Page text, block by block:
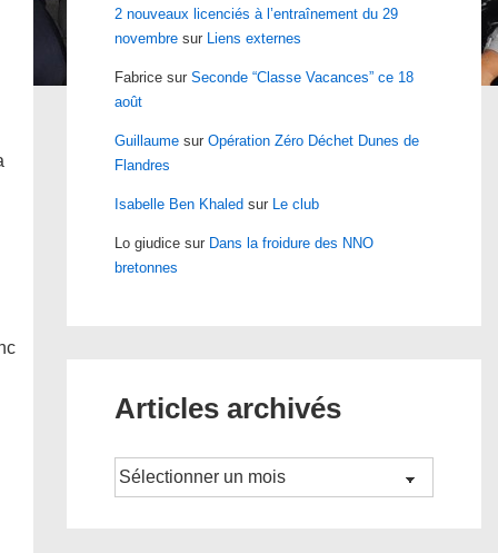
2 nouveaux licenciés à l’entraînement du 29
novembresur Liens externes
Fabricesur Seconde “Classe Vacances” ce 18
août
Guillaumesur Opération Zéro Déchet Dunes de
Flandres
Isabelle Ben Khaled sur Le club
Lo giudicesur Dans la froidure des NNO
bretonnes
Articles archivés
Archives